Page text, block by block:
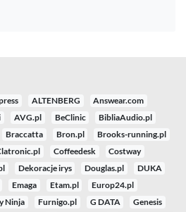
ALTENBERG
Answear.com
AVG.pl BeClinic
BibliaAudio.pl
Braccatta Bron.pl
Brooks-running.pl
Coffeedesk
Costway
Dekoracje irys Douglas.pl
DUKA
Emaga Etam.pl
Europ24.pl
Ninja Furnigo.pl G DATA
Genesis